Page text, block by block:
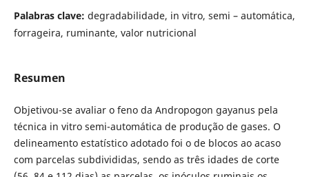
Palabras clave: degradabilidade, in vitro, semi – automática,
forrageira, ruminante, valor nutricional
Resumen
Objetivou-se avaliar o feno da Andropogon gayanus pela
técnica in vitro semi-automática de produção de gases. O
delineamento estatístico adotado foi o de blocos ao acaso
com parcelas subdivididas, sendo as três idades de corte